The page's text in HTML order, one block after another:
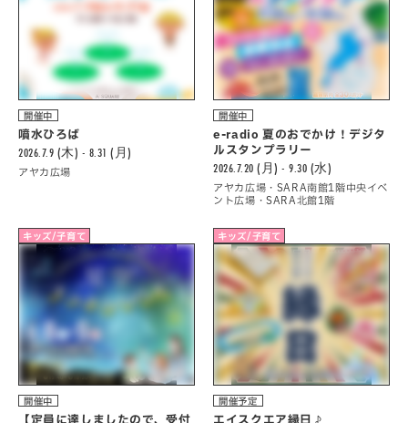
開催中
噴水ひろば
2026.7.9 (木) - 8.31 (月)
アヤカ広場
開催中
e-radio 夏のおでかけ！デジタ
ルスタンプラリー
2026.7.20 (月) - 9.30 (水)
アヤカ広場・SARA南館1階中央イベ
ント広場・SARA北館1階
キッズ/子育て
開催中
【定員に達しましたので、受付
キッズ/子育て
開催予定
エイスクエア縁日♪